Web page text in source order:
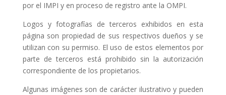
por el IMPI y en proceso de registro ante la OMPI.
Logos y fotografías de terceros exhibidos en esta
página son propiedad de sus respectivos dueños y se
utilizan con su permiso. El uso de estos elementos por
parte de terceros está prohibido sin la autorización
correspondiente de los propietarios.
Algunas imágenes son de carácter ilustrativo y pueden